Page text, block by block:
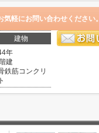
気軽にお問い合わせください。
建物
年
建
鉄筋コンクリ